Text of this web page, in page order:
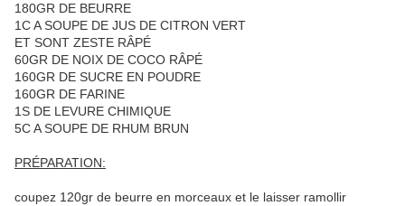
180GR DE BEURRE
1C A SOUPE DE JUS DE CITRON VERT
ET SONT ZESTE RÂPÉ
60GR DE NOIX DE COCO RÂPÉ
160GR DE SUCRE EN POUDRE
160GR DE FARINE
1S DE LEVURE CHIMIQUE
5C A SOUPE DE RHUM BRUN
PRÉPARATION:
coupez 120gr de beurre en morceaux et le laisser ramollir